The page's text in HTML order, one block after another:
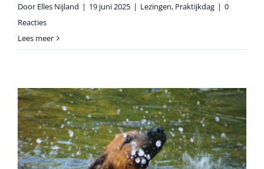
Door Elles Nijland | 19 juni 2025 | Lezingen, Praktijkdag | 0
Reacties
Lees meer